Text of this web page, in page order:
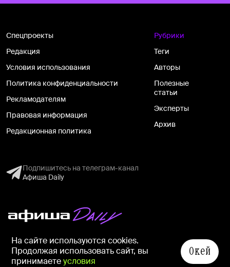
Спецпроекты
Редакция
Условия использования
Политика конфиденциальности
Рекламодателям
Правовая информация
Редакционная политика
Рубрики
Теги
Авторы
Полезные
статьи
Эксперты
Архив
Подпишитесь на телеграм-канал
Афиша Daily
На информационном ресурсе применяются рекомендательные
технологии в соответствии с Правилами
© ООО «СИМ», 1999–2026, 18+
На сайте используются cookies.
Продолжая использовать сайт, вы
принимаетеусловия
Окей